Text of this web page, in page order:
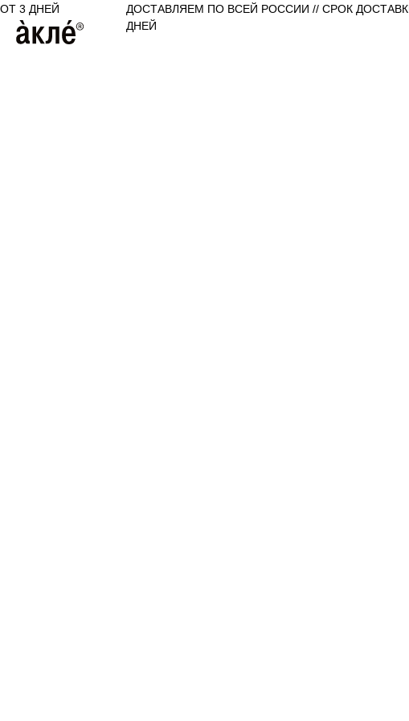
ДОСТАВЛЯЕМ ПО ВСЕЙ РОССИИ // СРОК
ДНЕЙ
3 ДНЕЙ